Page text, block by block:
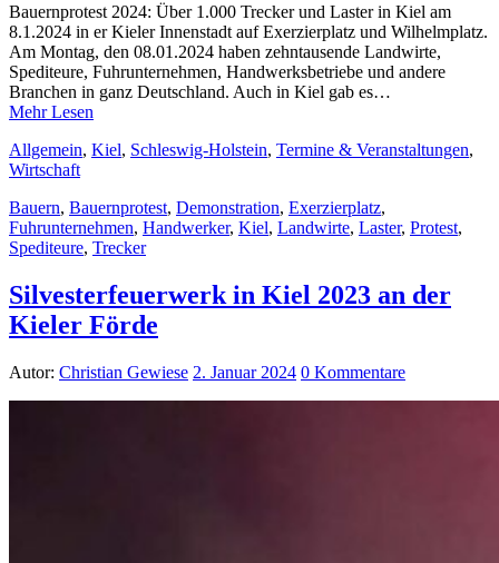
Bauernprotest 2024: Über 1.000 Trecker und Laster in Kiel am
8.1.2024 in er Kieler Innenstadt auf Exerzierplatz und Wilhelmplatz.
Am Montag, den 08.01.2024 haben zehntausende Landwirte,
Spediteure, Fuhrunternehmen, Handwerksbetriebe und andere
Branchen in ganz Deutschland. Auch in Kiel gab es…
Mehr Lesen
Allgemein, Kiel, Schleswig-Holstein, Termine & Veranstaltungen,
Wirtschaft
Bauern, Bauernprotest, Demonstration, Exerzierplatz,
Fuhrunternehmen, Handwerker, Kiel, Landwirte, Laster, Protest,
Spediteure, Trecker
Silvesterfeuerwerk in Kiel 2023 an der
Kieler Förde
Autor: Christian Gewiese 2. Januar 2024 0 Kommentare